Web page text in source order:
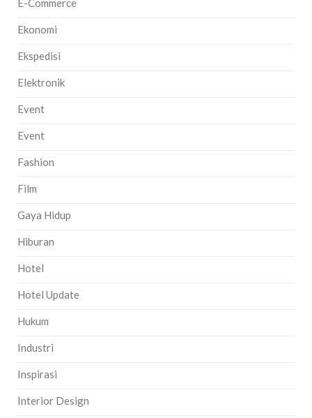
E-Commerce
Ekonomi
Ekspedisi
Elektronik
Event
Event
Fashion
Film
Gaya Hidup
Hiburan
Hotel
Hotel Update
Hukum
Industri
Inspirasi
Interior Design